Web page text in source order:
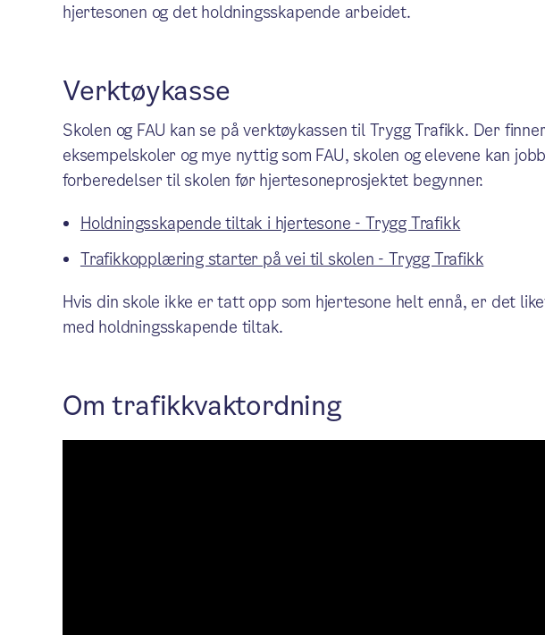
hjertesonen og det holdningsskapende arbeidet.
Verktøykasse
Skolen og FAU kan se på verktøykassen til Trygg Trafikk. Der
eksempelskoler og mye nyttig som FAU, skolen og elevene kan
forberedelser til skolen før hjertesoneprosjektet begynner.
Holdningsskapende tiltak i hjertesone - Trygg Trafikk
Trafikkopplæring starter på vei til skolen - Trygg Trafikk
Hvis din skole ikke er tatt opp som hjertesone helt ennå, er det
med holdningsskapende tiltak.
Om trafikkvaktordning